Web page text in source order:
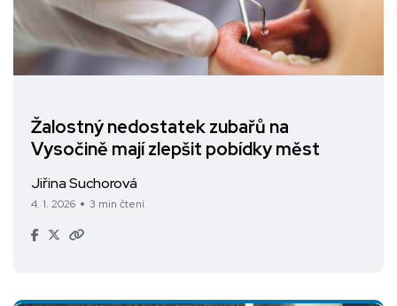
Žalostný nedostatek zubařů na
Vysočině mají zlepšit pobídky měst
Jiřina Suchorová
4. 1. 2026 3 min čtení